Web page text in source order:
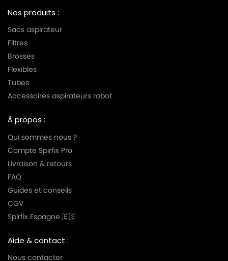
Nos produits :
Sacs aspirateur
Filtres
Brosses
Flexibles
Tubes
Accessoires aspirateurs robot
À propos :
Qui sommes nous ?
Compte Spirfix Pro
Livraison & retours
FAQ
Guides et conseils
CGV
Spirfix Espagne 🇪🇸
Aide & contact :
Nous contacter